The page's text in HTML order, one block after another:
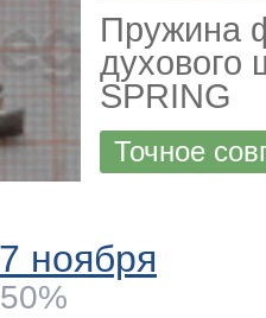
Пружина
духового
SPRING
Точное
ноября